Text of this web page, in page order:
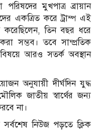
মুখপাত্র ব্রায়ান
একত্রিত করে ট্রাম্প এই
করেছিলেন, তিন বছর ধরে
সম্ভব। তবে সাম্প্রতিক
আরও সতর্ক অবস্থান
অনুযায়ী দীর্ঘদিন যুদ্ধ
জাতীয় স্বার্থের জন্য
না।
সর্বশেষ নিউজ পড়তে ক্লিক